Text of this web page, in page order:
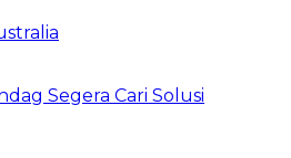
Segera Cari Solusi